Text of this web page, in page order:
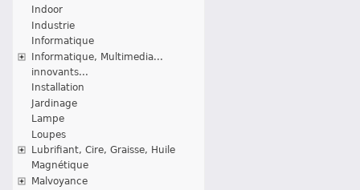
Indoor
Industrie
Informatique
Informatique, Multimedia...
innovants...
Installation
Jardinage
Lampe
Loupes
Lubrifiant, Cire, Graisse, Huile
Magnétique
Malvoyance